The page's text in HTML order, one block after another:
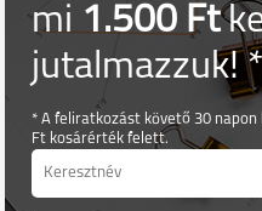
mi1.500 Ft
jutalmazzuk! *
* A feliratkozást követő 30
Ft kosárérték felett.